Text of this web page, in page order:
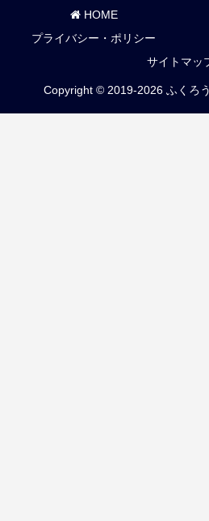
HOME
プライバシー・ポリシー
サイトマッ
Copyright © 2019-2026 ふくろ